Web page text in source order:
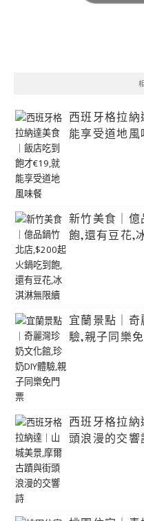
西班牙格拉
能享受道地風
新竹美食｜
飽,還有豆花,
宜蘭景點｜
驗,親子同樂
西班牙格拉
頭浪漫的交響